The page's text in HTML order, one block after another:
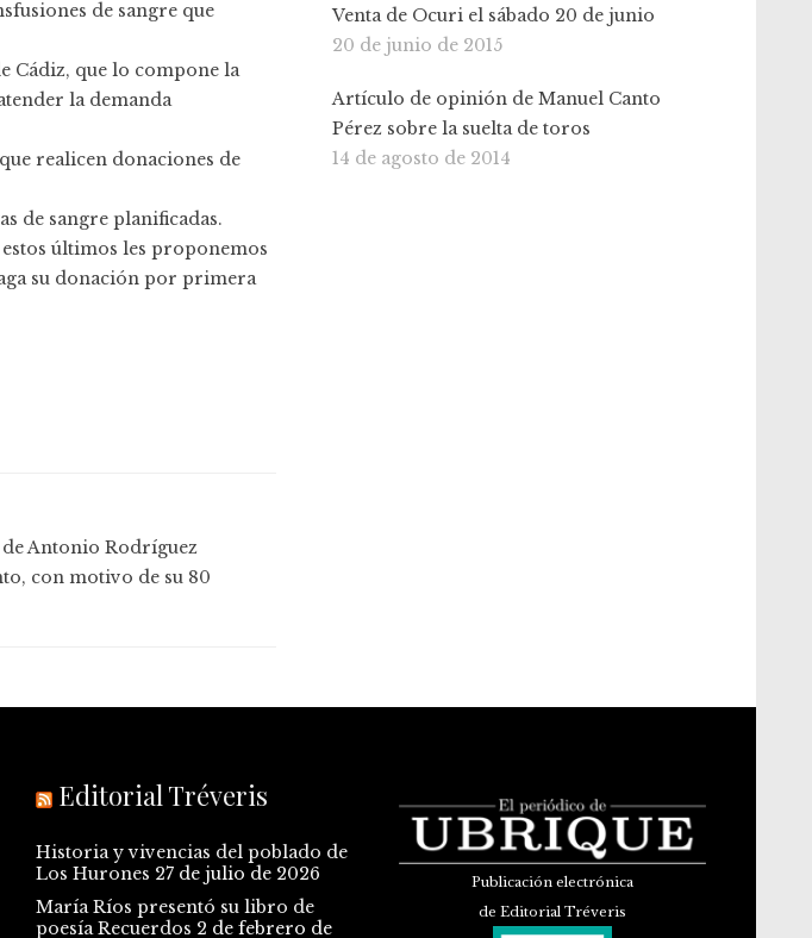
de sangre que
Cádiz, que lo compone la
la demanda
realicen donaciones de
de sangre planificadas.
últimos les proponemos
su donación por primera
Antonio Rodríguez
con motivo de su 80
Venta de Ocuri el sábado 20 de junio
20 de junio de 2015
Artículo de opinión de Manuel Canto
Pérez sobre la suelta de toros
14 de agosto de 2014
Editorial Tréveris
Historia y vivencias del poblado de
Los Hurones 27 de julio de 2026
María Ríos presentó su libro de
poesía Recuerdos 2 de febrero de
Publicación electrónica
de Editorial Tréveris